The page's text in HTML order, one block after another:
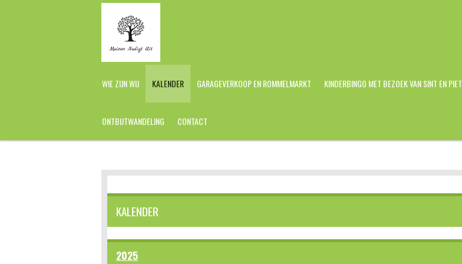
WIE ZIJN WIJ KALENDER GARAGEVERKOOP EN ROMMELMARKT KINDERBINGO MET BEZOEK VAN SINT EN PIET
ONTBIJTWANDELING CONTACT
KALENDER
2025